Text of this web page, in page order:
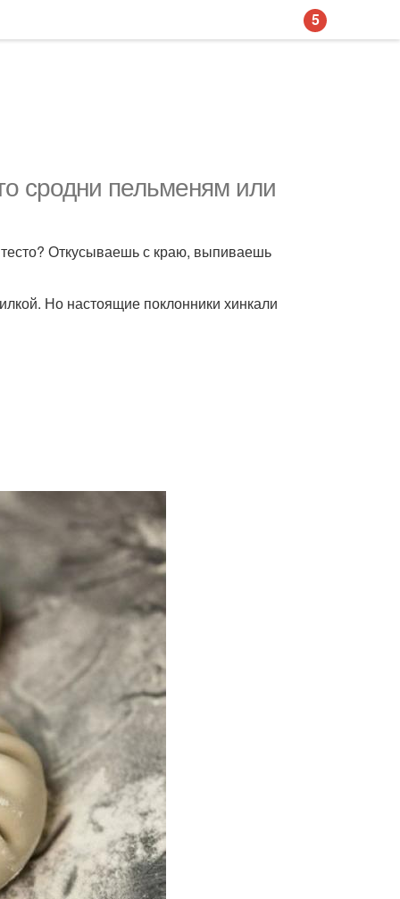
сродни пельменям или
Откусываешь с краю, выпиваешь
Но настоящие поклонники хинкали
5